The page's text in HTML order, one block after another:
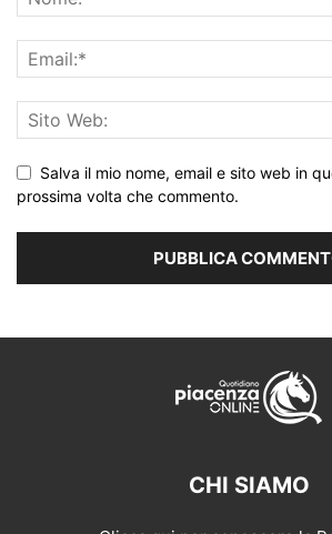
Salva il mio nome, email e sito web in
prossima volta che commento.
CHI SIAMO